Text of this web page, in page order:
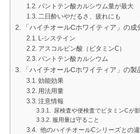
パントテン酸カルシウム量が最大
二日酔いやだるさ、疲れにも
「ハイチオールCホワイティア」の成
L-システイン
アスコルビン酸（ビタミンC）
パントテン酸カルシウム
「ハイチオールCホワイティア」の製
効能効果
用法用量
注意情報
尿検査や便検査でビタミンCが
服用量は守ること
他のハイチオールCシリーズとの